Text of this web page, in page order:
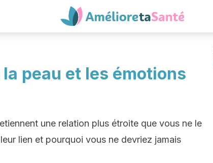
peau et les émotions
une relation plus étroite que vous ne le
lien et pourquoi vous ne devriez jamais